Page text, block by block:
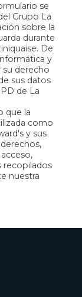
se
Grupo La
sobre la
durante
De
y
su derecho
sus datos
de La
que la
como
y sus
recopilados
nuestra